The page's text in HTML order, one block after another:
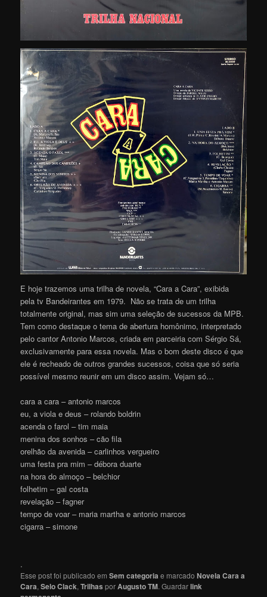
E hoje trazemos uma trilha de novela, “Cara a Cara”, exibida
pela tv Bandeirantes em 1979. Não se trata de um trilha
totalmente original, mas sim uma seleção de sucessos da MPB.
Tem como destaque o tema de abertura homônimo, interpretado
pelo cantor Antonio Marcos, criada em parceiria com Sérgio Sá,
exclusivamente para essa novela. Mas o bom deste disco é que
ele é recheado de outros grandes sucessos, coisa que só seria
possível mesmo reunir em um disco assim. Vejam só…
cara a cara – antonio marcos
eu, a viola e deus – rolando boldrin
acenda o farol – tim maia
menina dos sonhos – cão fila
orelhão da avenida – carlinhos vergueiro
uma festa pra mim – débora duarte
na hora do almoço – belchior
folhetim – gal costa
revelação – fagner
tempo de voar – maria martha e antonio marcos
cigarra – simone
.
Esse post foi publicado emSem categoria e marcadoNovela Cara a
Cara,Selo Clack,Trilhas porAugusto TM. Guardarlink